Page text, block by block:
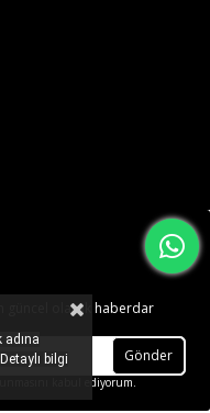
güncel olarak haberdar
Gönder
kabul ediyorum.
bilgi